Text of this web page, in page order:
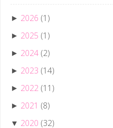
► 2026 (1)
► 2025 (1)
► 2024 (2)
► 2023 (14)
► 2022 (11)
► 2021 (8)
▼ 2020 (32)